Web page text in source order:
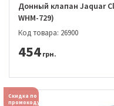
Донный клапан Jaquar
WHM-729)
Код товара: 26900
454 грн.
Скидка по
промокоду